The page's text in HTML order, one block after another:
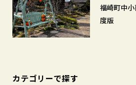
福崎町中
度版
カテゴリーで探す